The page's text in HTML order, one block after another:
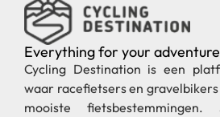
Everything for your adventure
Cycling Destination is een
waar racefietsers en
mooiste